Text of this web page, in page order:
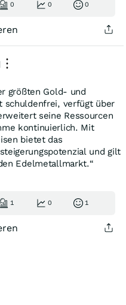
0 0 0
größten Gold- und
schuldenfrei, verfügt über
seine Ressourcen
kontinuierlich. Mit
bietet das
und gilt
Edelmetallmarkt.“
1 0 1